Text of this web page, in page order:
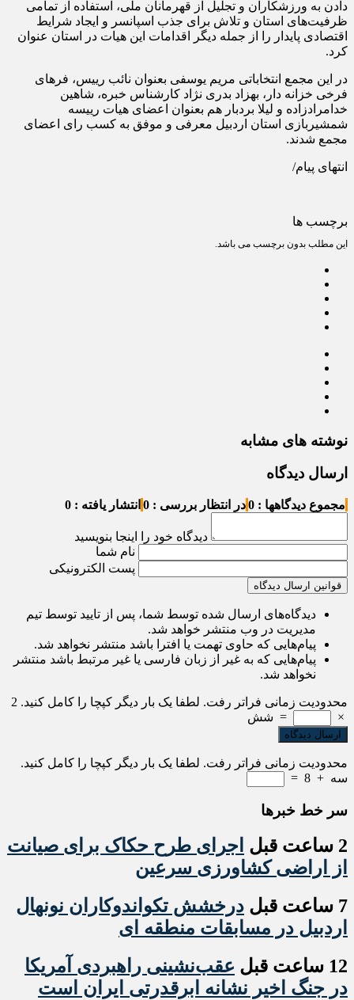
دادن به ورزشکاران و تجلیل از قهرمانان ملی، استفاده از تمامی
ظرفیت‌های استان و تلاش برای جذب اسپانسر و ایجاد شرایط
اقتصادی پایدار را از جمله دیگر اقدامات این هیات در استان عنوان
کرد.
در این مجمع انتخاباتی مریم یوسفی بعنوان نائب رییس، فرهای
فرخی خزانه دار، بهزاد بدری نژاد کارشناس خبره، شاهین
خدامرادزاده و لیلا بردبار هم بعنوان اعضای هیات رییسه
شمشیربازی استان اردبیل معرفی و موفق به کسب رای اعضای
مجمع شدند.
انتهای پیام/
برچسب ها
این مطلب بدون برچسب می باشد.
نوشته های مشابه
ارسال دیدگاه
مجموع دیدگاهها : 0 در انتظار بررسی : 0 انتشار یافته : 0
دیدگاه خود را اینجا بنویسید
نام شما
پست الکترونیکی
قوانین ارسال دیدگاه
دیدگاه‌های ارسال شده توسط شما، پس از تایید توسط تیم
مدیریت در وب منتشر خواهد شد.
پیام‌هایی که حاوی تهمت یا افترا باشد منتشر نخواهد شد.
پیام‌هایی که به غیر از زبان فارسی یا غیر مرتبط باشد منتشر
نخواهد شد.
محدودیت زمانی فراتر رفت. لطفا یک بار دیگر کپچا را کامل کنید. 2
×
= شش
محدودیت زمانی فراتر رفت. لطفا یک بار دیگر کپچا را کامل کنید.
سه +
8
=
سر خط خبرها
2 ساعت قبل
اجرای طرح حکاک برای صیانت
از اراضی کشاورزی سرعین
7 ساعت قبل
درخشش تکواندوکاران نونهال
اردبیل در مسابقات منطقه ای
12 ساعت قبل
عقب‌نشینی راهبردی آمریکا
در جنگ اخیر نشانه ابرقدرتی ایران است